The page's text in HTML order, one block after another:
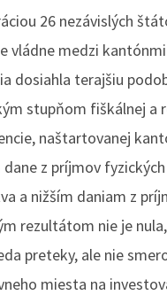
26 nezávislých
vládne medzi
dosiahla terajšiu
stupňom fiškálnej a
naštartovanej
z príjmov
a nižším daniam z
rezultátom nie je
preteky, ale nie
miesta na